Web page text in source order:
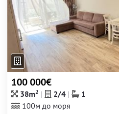
100 000€
38m2 2/4
1
100м до моря